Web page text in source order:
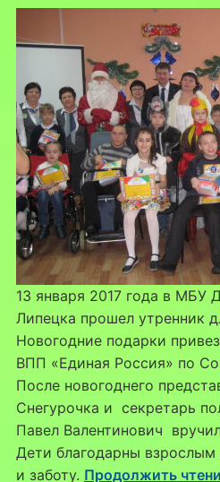
13 января 2017 года в МБУ
Липецка прошел утренник
Новогодние подарки
ВПП «Единая Россия» по
После новогоднего
Снегурочка и секретарь
Павел Валентинович
Дети благодарны
и заботу. Продолжить